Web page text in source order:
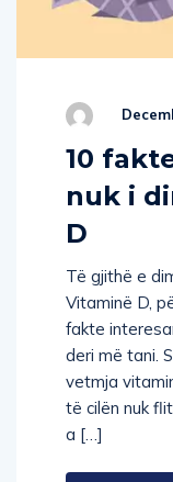
10
nuk i
D
Të gjithë e
Vitaminë D,
fakte
deri më tani.
vetmja
të cilën nuk
a […]